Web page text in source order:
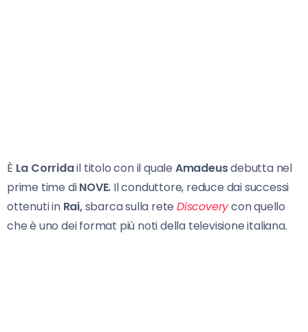
È La Corridail titolo con il quale Amadeusdebutta nel
prime time diNOVE. Il conduttore, reduce dai successi
ottenuti in Rai,sbarca sulla reteDiscoverycon quello
che è uno dei format più noti della televisione italiana.